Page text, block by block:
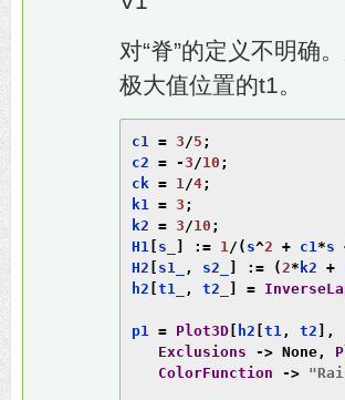
对“脊”的定义不明确
极大值位置的t1。
c1 = 3 /5 ;
c2 = -3 /10 ;
ck = 1 /4;
k1 = 3 ;
k2 = 3 /10 ;
H1 [ s_ ] := 1 /( s^2 + c1 *s
H2 [ s1_ , s2_ ] := ( 2* k2 +
h2 [t1_ , t2_ ] =
p1 = Plot3D [ h2 [t1 , t2 ],
Exclusions
-> None ,
ColorFunction
->